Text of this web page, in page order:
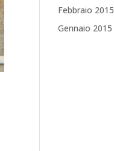
Febbraio 2015
Gennaio 2015